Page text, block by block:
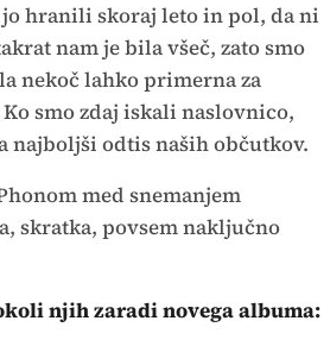
hranili skoraj leto in pol, da ni
nam je bila všeč, zato smo
nekoč lahko primerna za
smo zdaj iskali naslovnico,
najboljši odtis naših občutkov.
med snemanjem
skratka, povsem naključno
njih zaradi novega albuma: